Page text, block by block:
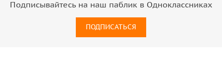
Подписывайтесь на наш паблик в Одноклассниках
ПОДПИСАТЬСЯ